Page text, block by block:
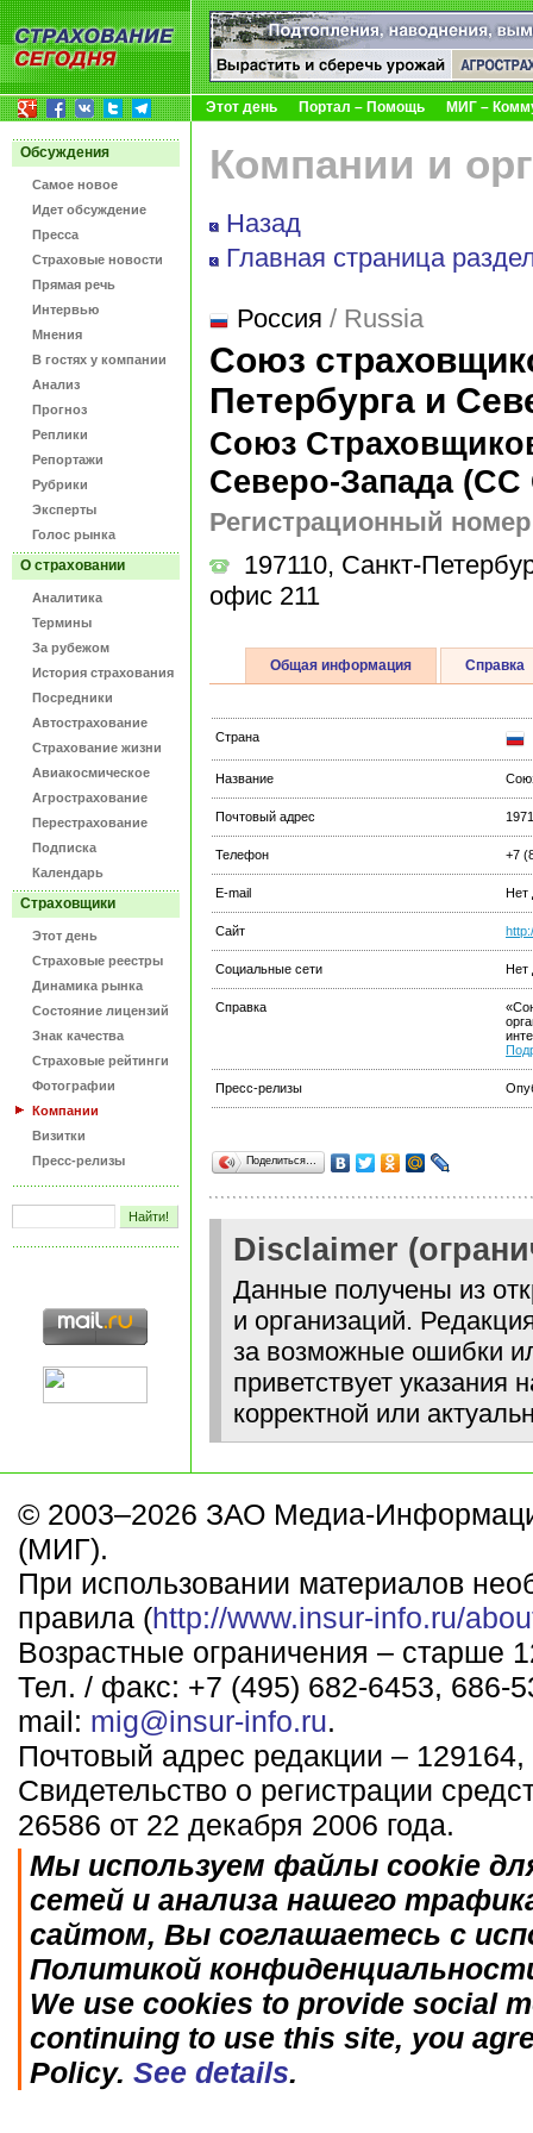
Этот день Портал – Помощь МИГ –
Обсуждения
Самое новое
Идет обсуждение
Пресса
Страховые новости
Прямая речь
Интервью
Мнения
В гостях у компании
Анализ
Прогноз
Реплики
Репортажи
Рубрики
Эксперты
Голос рынка
О страховании
Аналитика
Термины
За рубежом
История страхования
Посредники
Автострахование
Страхование жизни
Авиакосмическое
Агрострахование
Перестрахование
Подписка
Календарь
Страховщики
Этот день
Страховые реестры
Динамика рынка
Состояние лицензий
Знак качества
Страховые рейтинги
Фотографии
Компании
Визитки
Пресс-релизы
Компании и
Назад
Главная страница
Россия / Russia
Союз
Петербурга и
Союз
Северо-Запада
Регистрационный
197110, Санкт-
офис 211
Общая информация Справка
Страна
Название
Почтовый адрес
Телефон +7
E-mail Нет
Сайт
Социальные сети Нет
Справка
Пресс-релизы
Поделиться…
Disclaimer
Данные получены из
и организаций.
за возможные ошибки
приветствует указания
корректной или
© 2003–2026 ЗАО Медиа-
(МИГ).
При использовании материалов
правила (http://www.insur-info.ru/
Возрастные ограничения – старше
Тел. / факс: +7 (495) 682-6453, 686-
mail: mig@insur-info.ru.
Почтовый адрес редакции –
Свидетельство о регистрации
26586 от 22 декабря 2006 года.
Мы используем файлы cookie
сетей и анализа нашего
сайтом, Вы соглашаетесь с
Политикой
We use cookies to provide social
continuing to use this site, you
Policy. See details.